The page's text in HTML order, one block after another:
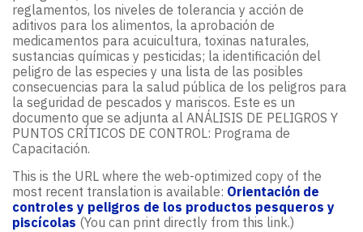
reglamentos, los niveles de tolerancia y acción de
aditivos para los alimentos, la aprobación de
medicamentos para acuicultura, toxinas naturales,
sustancias químicas y pesticidas; la identificación del
peligro de las especies y una lista de las posibles
consecuencias para la salud pública de los peligros para
la seguridad de pescados y mariscos. Este es un
documento que se adjunta al ANÁLISIS DE PELIGROS Y
PUNTOS CRÍTICOS DE CONTROL: Programa de
Capacitación.
This is the URL where the web-optimized copy of the
most recent translation is available: Orientación de
controles y peligros de los productos pesqueros y
piscícolas (You can print directly from this link.)